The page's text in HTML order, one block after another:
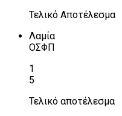
Τελικό Αποτέλεσμα
Λαμία
ΟΣΦΠ
1
5
Τελικό αποτέλεσμα